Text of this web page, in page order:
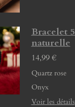
Bracelet
naturelle
14,99 €
Quartz rose
Onyx
Voir les détails